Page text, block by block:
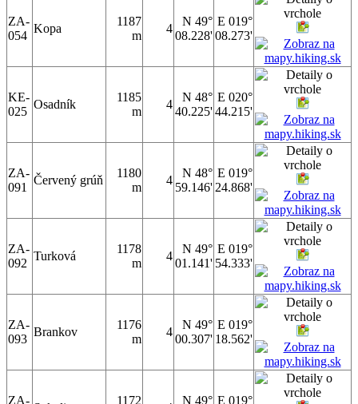
ZA-
054
Kopa
1187
m
4
N 49°
08.228'
E 019°
08.273'
KE-
025
Osadník
1185
m
4
N 48°
40.225'
E 020°
44.215'
ZA-
091
Červený grúň
1180
m
4
N 48°
59.146'
E 019°
24.868'
ZA-
092
Turková
1178
m
4
N 49°
01.141'
E 019°
54.333'
ZA-
093
Brankov
1176
m
4
N 49°
00.307'
E 019°
18.562'
ZA-
1172
N 49° E 019°